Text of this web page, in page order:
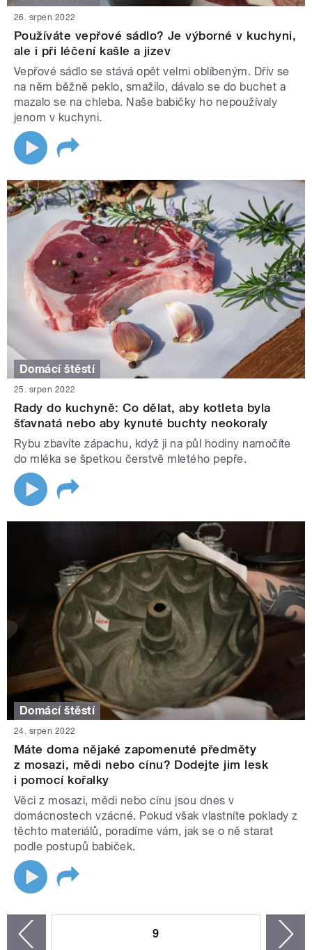
26. srpen 2022
Používáte vepřové sádlo? Je výborné v kuchyni,
ale i při léčení kašle a jizev
Vepřové sádlo se stává opět velmi oblíbeným. Dřív se
na něm běžně peklo, smažilo, dávalo se do buchet a
mazalo se na chleba. Naše babičky ho nepoužívaly
jenom v kuchyni.
Domácí štěstí
25. srpen 2022
Rady do kuchyně: Co dělat, aby kotleta byla
šťavnatá nebo aby kynuté buchty neokoraly
Rybu zbavíte zápachu, když ji na půl hodiny namočíte
do mléka se špetkou čerstvě mletého pepře.
Domácí štěstí
24. srpen 2022
Máte doma nějaké zapomenuté předměty
z mosazi, mědi nebo cínu? Dodejte jim lesk
i pomocí kořalky
Věci z mosazi, mědi nebo cínu jsou dnes v
domácnostech vzácné. Pokud však vlastníte poklady z
těchto materiálů, poradíme vám, jak se o ně starat
podle postupů babiček.
9